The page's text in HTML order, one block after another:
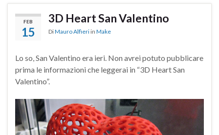
FEB
15
3D Heart San Valentino
DiMauro Alfieri in Make
Lo so, San Valentino era ieri. Non avrei potuto pubblicare
prima le informazioni che leggerai in “3D Heart San
Valentino”.